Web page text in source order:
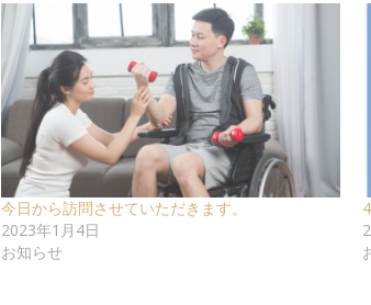
今日から訪問させていただきます。
2023年1月4日
お知らせ